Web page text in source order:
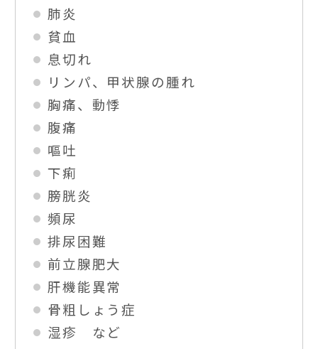
肺炎
貧血
息切れ
リンパ、甲状腺の腫れ
胸痛、動悸
腹痛
嘔吐
下痢
膀胱炎
頻尿
排尿困難
前立腺肥大
肝機能異常
骨粗しょう症
湿疹 など